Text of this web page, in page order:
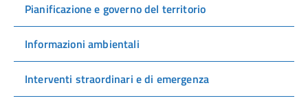
Pianificazione e governo del territorio
Informazioni ambientali
Interventi straordinari e di emergenza